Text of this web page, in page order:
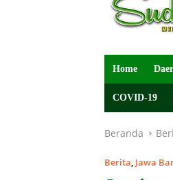
Home
COVID-19
Beranda
Berita, Jawa